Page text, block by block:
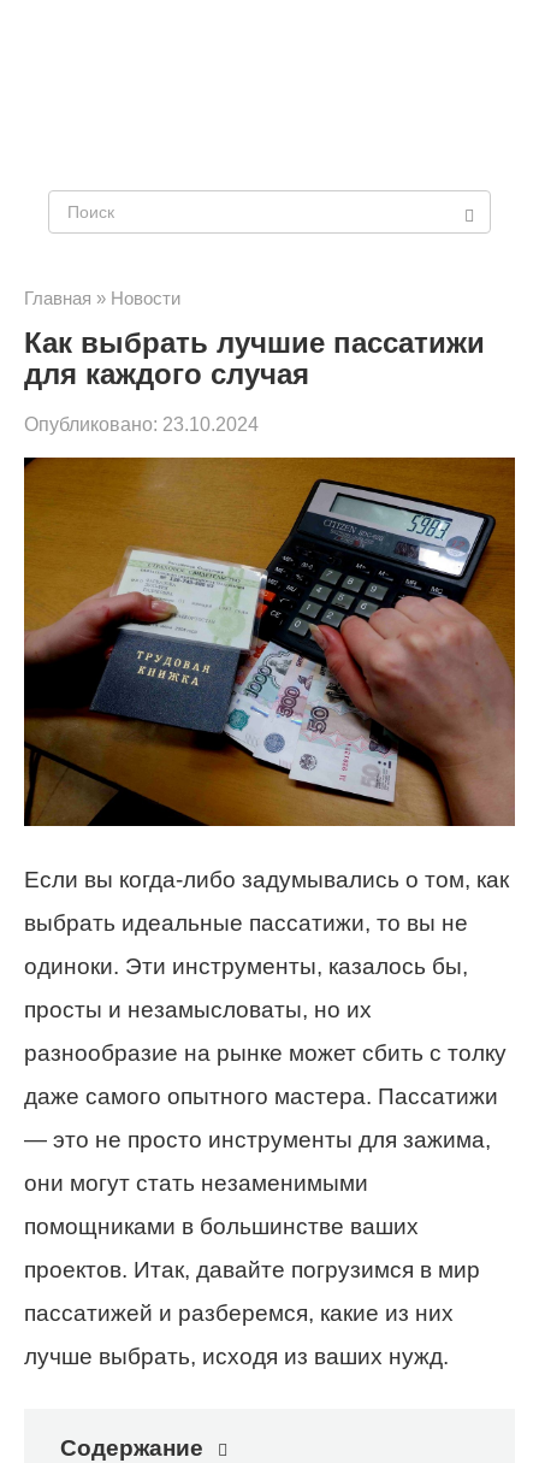
Главная » Новости
Как выбрать лучшие пассатижи
для каждого случая
Опубликовано: 23.10.2024
Если вы когда-либо задумывались о том, как
выбрать идеальные пассатижи, то вы не
одиноки. Эти инструменты, казалось бы,
просты и незамысловаты, но их
разнообразие на рынке может сбить с толку
даже самого опытного мастера. Пассатижи
— это не просто инструменты для зажима,
они могут стать незаменимыми
помощниками в большинстве ваших
проектов. Итак, давайте погрузимся в мир
пассатижей и разберемся, какие из них
лучше выбрать, исходя из ваших нужд.
Содержание